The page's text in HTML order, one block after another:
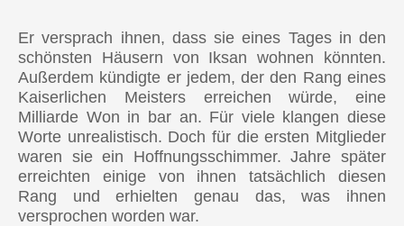
🇰🇭 Kambodscha
🇭🇰 Hongkong
🇮🇳 Indien
🇮🇩 Indonesien
🇰🇬 Kirgisistan
Er versprach ihnen, dass sie eines Tages in den
schönsten Häusern von Iksan wohnen könnten.
Außerdem kündigte er jedem, der den Rang eines
Kaiserlichen Meisters erreichen würde, eine
Milliarde Won in bar an. Für viele klangen diese
Worte unrealistisch. Doch für die ersten Mitglieder
waren sie ein Hoffnungsschimmer. Jahre später
erreichten einige von ihnen tatsächlich diesen
Rang und erhielten genau das, was ihnen
versprochen worden war.